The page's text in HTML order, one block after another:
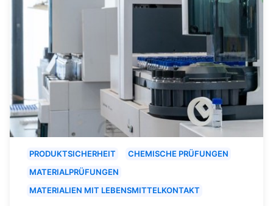
PRODUKTSICHERHEIT
CHEMISCHE PRÜFUNGEN
MATERIALPRÜFUNGEN
MATERIALIEN MIT LEBENSMITTELKONTAKT